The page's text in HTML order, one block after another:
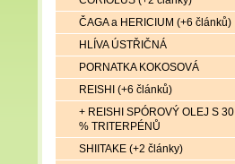
ČAGA a HERICIUM (+6 článků)
HLÍVA ÚSTŘIČNÁ
PORNATKA KOKOSOVÁ
REISHI (+6 článků)
+ REISHI SPÓROVÝ OLEJ S 30
% TRITERPÉNŮ
SHIITAKE (+2 články)